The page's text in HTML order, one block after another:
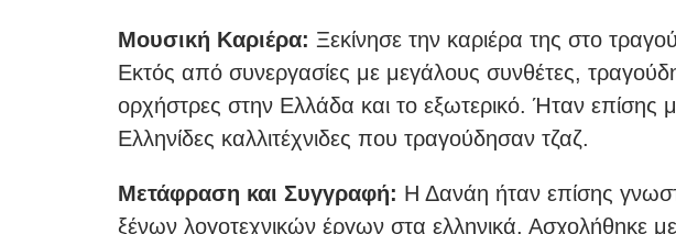
Μουσική Καριέρα: Ξεκίνησε την καριέρα της στο
Εκτός από συνεργασίες με μεγάλους συνθέτες,
ορχήστρες στην Ελλάδα και το εξωτερικό. Ήταν επίσης
Ελληνίδες καλλιτέχνιδες που τραγούδησαν τζαζ.
Μετάφραση και Συγγραφή: Η Δανάη ήταν επίσης
ξένων λογοτεχνικών έργων στα ελληνικά. Ασχολήθηκε